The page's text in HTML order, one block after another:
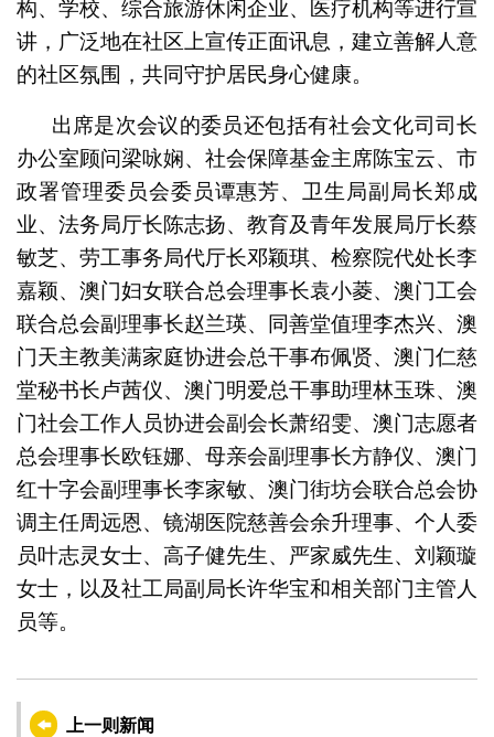
构、学校、综合旅游休闲企业、医疗机构等进行宣
讲，广泛地在社区上宣传正面讯息，建立善解人意
的社区氛围，共同守护居民身心健康。
出席是次会议的委员还包括有社会文化司司长
办公室顾问梁咏娴、社会保障基金主席陈宝云、市
政署管理委员会委员谭惠芳、卫生局副局长郑成
业、法务局厅长陈志扬、教育及青年发展局厅长蔡
敏芝、劳工事务局代厅长邓颖琪、检察院代处长李
嘉颖、澳门妇女联合总会理事长袁小菱、澳门工会
联合总会副理事长赵兰瑛、同善堂值理李杰兴、澳
门天主教美满家庭协进会总干事布佩贤、澳门仁慈
堂秘书长卢茜仪、澳门明爱总干事助理林玉珠、澳
门社会工作人员协进会副会长萧绍雯、澳门志愿者
总会理事长欧钰娜、母亲会副理事长方静仪、澳门
红十字会副理事长李家敏、澳门街坊会联合总会协
调主任周远恩、镜湖医院慈善会余升理事、个人委
员叶志灵女士、高子健先生、严家威先生、刘颖璇
女士，以及社工局副局长许华宝和相关部门主管人
员等。
上一则新闻